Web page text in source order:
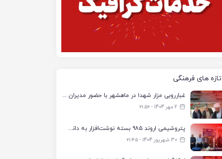
تازه های فرهنگی
غبارروبی مزار شهدا در ماهشهر با حضور مدیران پتروشیمی اروند و مسئولان شهری
2 مهر 1404 - ۲۱:۵۶
پتروشیمی اروند ۹۸۵ بسته نوشت‌افزار به دانش‌آموزان تحت پوشش کمیته امداد بندرماهشهر اهدا کرد
30 شهریور 1404 - ۲۱:۴۵